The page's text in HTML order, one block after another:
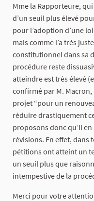
Mme la Rapporteure,
d’un seuil plus élevé
pour l’adoption d’une
mais comme l’a très
constitutionnel dans sa
procédure reste
atteindre est très élevé
confirmé par M.
projet “pour un
réduire drastiquement
proposons donc qu’il
révisions. En effet, dans
pétitions ont atteint un
un seuil plus que
intempestive de la
Merci pour votre